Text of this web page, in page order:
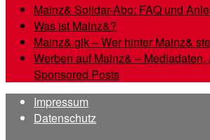
Mainz& Solidar-Abo: FAQ und
Was ist Mainz&?
Mainz& gik – Wer hinter Mainz&
Werben auf Mainz& –
Sponsored Posts
Impressum
Datenschutz